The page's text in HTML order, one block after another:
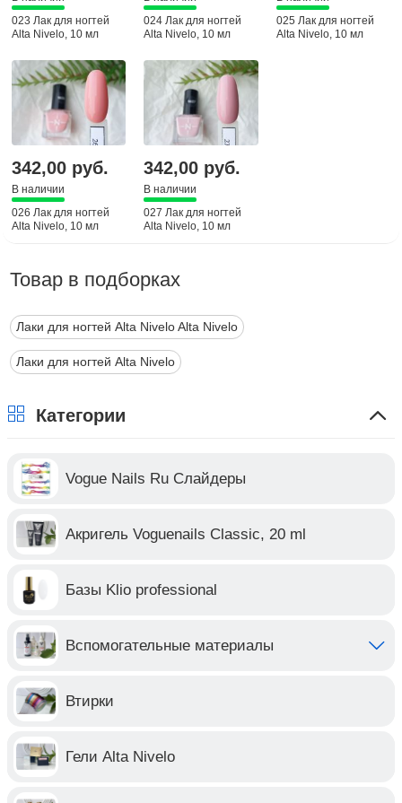
023 Лак для ногтей
Alta Nivelo, 10 мл
024 Лак для ногтей
Alta Nivelo, 10 мл
025 Лак для ногтей
Alta Nivelo, 10 мл
342,00 руб.
В наличии
026 Лак для ногтей
Alta Nivelo, 10 мл
342,00 руб.
В наличии
027 Лак для ногтей
Alta Nivelo, 10 мл
Товар в подборках
Лаки для ногтей Alta Nivelo Alta Nivelo
Лаки для ногтей Alta Nivelo
Категории
Vogue Nails Ru Слайдеры
Акригель Voguenails Classic, 20 ml
Базы Klio professional
Вспомогательные материалы
Втирки
Гели Alta Nivelo